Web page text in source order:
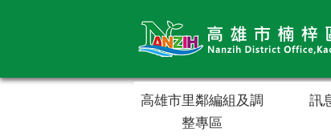
高雄市里鄰編組及調
整專區
訊